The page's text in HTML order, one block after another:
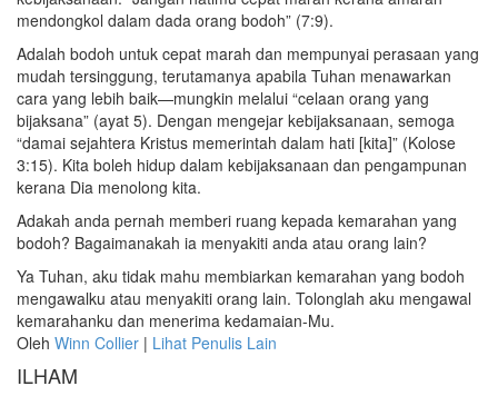
mendongkol dalam dada orang bodoh” (7:9).
Adalah bodoh untuk cepat marah dan mempunyai perasaan yang
mudah tersinggung, terutamanya apabila Tuhan menawarkan
cara yang lebih baik—mungkin melalui “celaan orang yang
bijaksana” (ayat 5). Dengan mengejar kebijaksanaan, semoga
“damai sejahtera Kristus memerintah dalam hati [kita]” (Kolose
3:15). Kita boleh hidup dalam kebijaksanaan dan pengampunan
kerana Dia menolong kita.
Adakah anda pernah memberi ruang kepada kemarahan yang
bodoh? Bagaimanakah ia menyakiti anda atau orang lain?
Ya Tuhan, aku tidak mahu membiarkan kemarahan yang bodoh
mengawalku atau menyakiti orang lain. Tolonglah aku mengawal
kemarahanku dan menerima kedamaian-Mu.
Oleh Winn Collier | Lihat Penulis Lain
ILHAM